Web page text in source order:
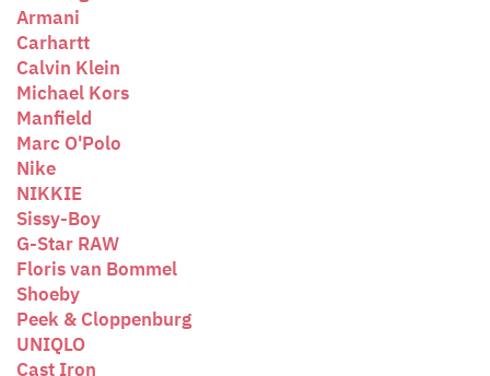
Armani
Carhartt
Calvin Klein
Michael Kors
Manfield
Marc O'Polo
Nike
NIKKIE
Sissy-Boy
G-Star RAW
Floris van Bommel
Shoeby
Peek & Cloppenburg
UNIQLO
Cast Iron